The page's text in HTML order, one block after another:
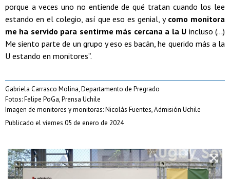
porque a veces uno no entiende de qué tratan cuando los lee
estando en el colegio, así que eso es genial, y como monitora
me ha servido para sentirme más cercana a la U incluso (...)
Me siento parte de un grupo y eso es bacán, he querido más a la
U estando en monitores”.
Gabriela Carrasco Molina, Departamento de Pregrado
Fotos: Felipe PoGa, Prensa Uchile
Imagen de monitores y monitoras: Nicolás Fuentes, Admisión Uchile
Publicado el viernes 05 de enero de 2024